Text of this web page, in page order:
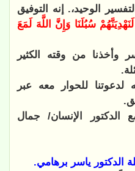
الوحيد،. إنه التوفيق
سُبُلَنَا وَإِنَّ اللَّهَ لَمَعَ
وأخذنا من وقته الكثير
للحوار معه عبر
الدكتور الإنسان/ جمال
الدكتور ياسر برهامي.